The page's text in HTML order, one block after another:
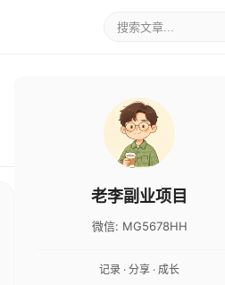
老李副业项目
微信: MG5678HH
记录 · 分享 · 成长